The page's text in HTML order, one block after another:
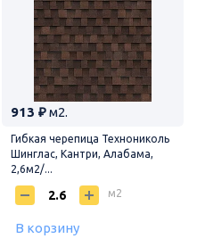
913 ₽м2.
Гибкая черепица Технониколь
Шинглас, Кантри, Алабама,
2,6м2/...
м2
В корзину